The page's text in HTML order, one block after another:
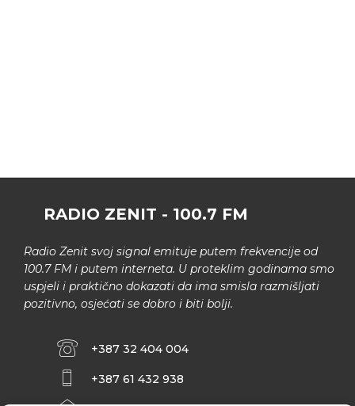
RADIO ZENIT - 100.7 FM
Radio Zenit svoj signal emituje putem frekvencije od
100.7 FM i putem interneta. U proteklim godinama smo
uspjeli i praktično dokazati da ima smisla razmišljati
pozitivno, osjećati se dobro i biti bolji.
+387 32 404 004
+387 61 432 938